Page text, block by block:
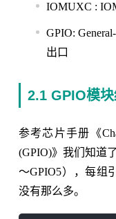
IOMUXC :
GPIO:
出口
2.1 GPIO模
参考芯片手册《
(GPIO)》我们知道
～GPIO5），每组
没有那么多。